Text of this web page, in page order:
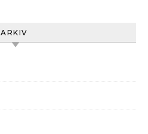
ARKIV